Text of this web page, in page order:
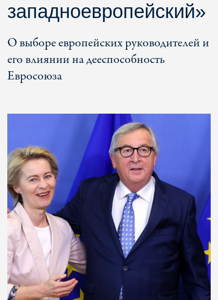
западноевропейский»
О выборе европейских руководителей и
его влиянии на дееспособность
Евросоюза